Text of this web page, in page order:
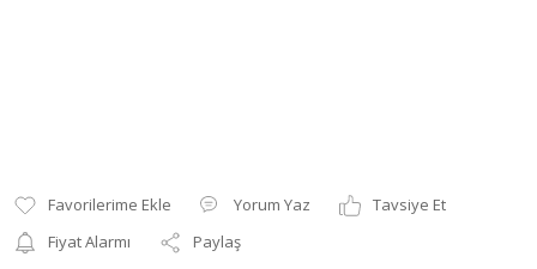
Yorum Yaz
Tavsiye Et
Fiyat Alarmı
Paylaş